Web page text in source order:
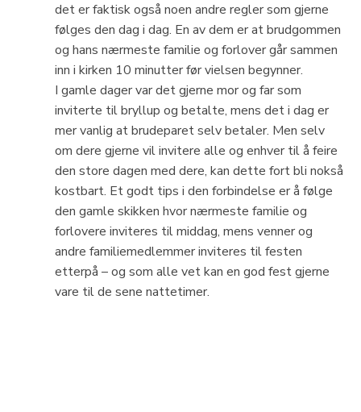
det er faktisk også noen andre regler som gjerne
følges den dag i dag. En av dem er at brudgommen
og hans nærmeste familie og forlover går sammen
inn i kirken 10 minutter før vielsen begynner.
I gamle dager var det gjerne mor og far som
inviterte til bryllup og betalte, mens det i dag er
mer vanlig at brudeparet selv betaler. Men selv
om dere gjerne vil invitere alle og enhver til å feire
den store dagen med dere, kan dette fort bli nokså
kostbart. Et godt tips i den forbindelse er å følge
den gamle skikken hvor nærmeste familie og
forlovere inviteres til middag, mens venner og
andre familiemedlemmer inviteres til festen
etterpå – og som alle vet kan en god fest gjerne
vare til de sene nattetimer.